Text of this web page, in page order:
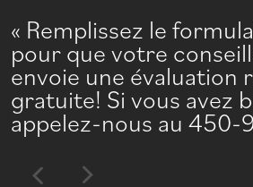
Remplissez le
pour que votre
envoie une évaluation
gratuite! Si vous avez
appelez-nous au 450-